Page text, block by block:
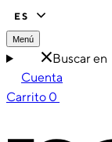
ES
Menú
Buscar en
Cuenta
Carrito 0